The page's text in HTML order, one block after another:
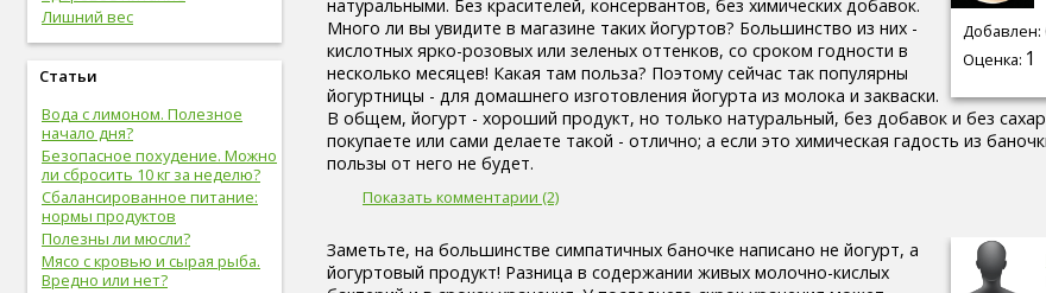
болезни сердца и сосудов (28)
упражнения (27)
сахар (26)
мышцы (24)
витамины (24)
позвоночник (24)
сон (24)
общий анализ крови (23)
болезни опорно-двигательной
системы, травмы (23)
опорно-двигательная
система (22)
Лишний вес
Статьи
Вода с лимоном. Полезное
начало дня?
Безопасное похудение. Можно
ли сбросить 10 кг за неделю?
Сбалансированное питание:
нормы продуктов
Полезны ли мюсли?
Мясо с кровью и сырая рыба.
Вредно или нет?
Добавлен:
Оценка: 1
натуральными. Без красителей, консервантов, без химических добавок.
Много ли вы увидите в магазине таких йогуртов? Большинство из них -
кислотных ярко-розовых или зеленых оттенков, со сроком годности в
несколько месяцев! Какая там польза? Поэтому сейчас так популярны
йогуртницы - для домашнего изготовления йогурта из молока и закваски.
В общем, йогурт - хороший продукт, но только натуральный, без добавок и без
покупаете или сами делаете такой - отлично; а если это химическая гадость из
пользы от него не будет.
Показать комментарии (2)
Заметьте, на большинстве симпатичных баночке написано не йогурт, а
йогуртовый продукт! Разница в содержании живых молочно-кислых